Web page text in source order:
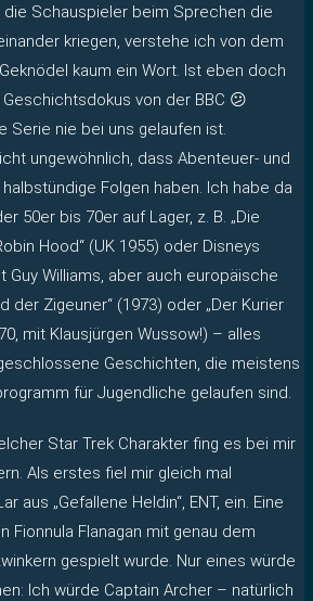
die Schauspieler beim Sprechen die
kriegen, verstehe ich von dem
kaum ein Wort. Ist eben doch
von der BBC 😕
Serie nie bei uns gelaufen ist.
ungewöhnlich, dass Abenteuer- und
Folgen haben. Ich habe da
50er bis 70er auf Lager, z. B. „Die
Hood“ (UK 1955) oder Disneys
Guy Williams, aber auch europäische
der Zigeuner“ (1973) oder „Der Kurier
mit Klausjürgen Wussow!) – alles
Geschichten, die meistens
für Jugendliche gelaufen sind.
Star Trek Charakter fing es bei mir
Als erstes fiel mir gleich mal
aus „Gefallene Heldin“, ENT, ein. Eine
Fionnula Flanagan mit genau dem
gespielt wurde. Nur eines würde
Ich würde Captain Archer – natürlich